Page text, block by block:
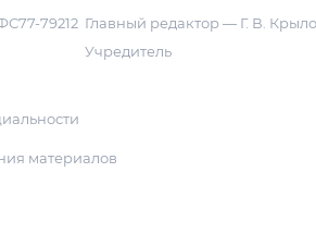
79212 Главный редактор — Г. В.
Учредитель
материалов